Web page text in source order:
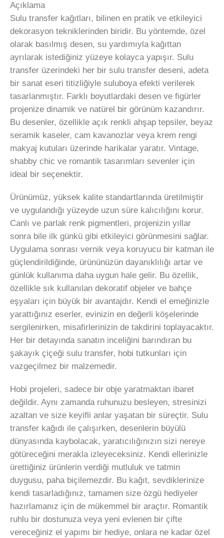
Açıklama
Sulu transfer kağıtları, bilinen en pratik ve etkileyici
dekorasyon tekniklerinden biridir. Bu yöntemde, özel
olarak basılmış desen, su yardımıyla kağıttan
ayrılarak istediğiniz yüzeye kolayca yapışır. Sulu
transfer üzerindeki her bir sulu transfer deseni, adeta
bir sanat eseri titizliğiyle suluboya efekti verilerek
tasarlanmıştır. Farklı boyutlardaki desen ve figürler
projenize dinamik ve natürel bir görünüm kazandırır.
Bu desenler, özellikle açık renkli ahşap tepsiler, beyaz
seramik kaseler, cam kavanozlar veya krem rengi
makyaj kutuları üzerinde harikalar yaratır. Vintage,
shabby chic ve romantik tasarımları sevenler için
ideal bir seçenektir.
Ürünümüz, yüksek kalite standartlarında üretilmiştir
ve uygulandığı yüzeyde uzun süre kalıcılığını korur.
Canlı ve parlak renk pigmentleri, projenizin yıllar
sonra bile ilk günkü gibi etkileyici görünmesini sağlar.
Uygulama sonrası vernik veya koruyucu bir katman ile
güçlendirildiğinde, ürününüzün dayanıklılığı artar ve
günlük kullanıma daha uygun hale gelir. Bu özellik,
özellikle sık kullanılan dekoratif objeler ve bahçe
eşyaları için büyük bir avantajdır. Kendi el emeğinizle
yarattığınız eserler, evinizin en değerli köşelerinde
sergilenirken, misafirlerinizin de takdirini toplayacaktır.
Her bir detayında sanatın inceliğini barındıran bu
şakayık çiçeği sulu transfer, hobi tutkunları için
vazgeçilmez bir malzemedir.
Hobi projeleri, sadece bir obje yaratmaktan ibaret
değildir. Aynı zamanda ruhunuzu besleyen, stresinizi
azaltan ve size keyifli anlar yaşatan bir süreçtir. Sulu
transfer kağıdı ile çalışırken, desenlerin büyülü
dünyasında kaybolacak, yaratıcılığınızın sizi nereye
götüreceğini merakla izleyeceksiniz. Kendi ellerinizle
ürettiğiniz ürünlerin verdiği mutluluk ve tatmin
duygusu, paha biçilemezdir. Bu kağıt, sevdiklerinize
kendi tasarladığınız, tamamen size özgü hediyeler
hazırlamanız için de mükemmel bir araçtır. Romantik
ruhlu bir dostunuza veya yeni evlenen bir çifte
vereceğiniz el yapımı bir hediye, onlara ne kadar özel